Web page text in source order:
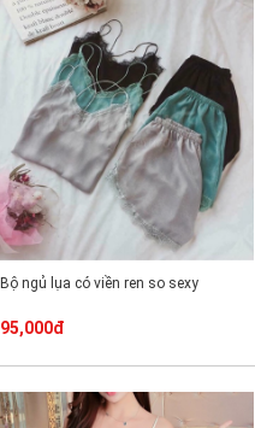
Bộ ngủ lụa có viền ren so sexy
95,000đ